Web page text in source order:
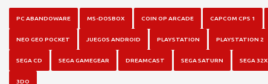
PC ABANDOWARE MS-DOSBOX COIN OP ARCADE CAPCOM CPS 1
NEO GEO POCKET JUEGOS ANDROID PLAYSTATION PLAYSTATION 2
SEGA CD SEGA GAMEGEAR DREAMCAST SEGA SATURN SEGA 32X
3DO